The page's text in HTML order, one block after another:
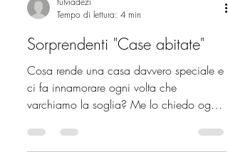
fulviadezi
Tempo di lettura: 4 min
Sorprendenti "Case abitate"
Cosa rende una casa davvero speciale e